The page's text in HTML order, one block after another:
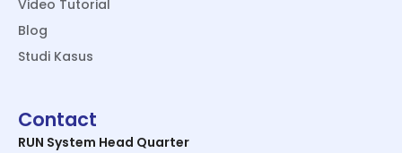
Video Tutorial
Blog
Studi Kasus
Contact
RUN System Head Quarter